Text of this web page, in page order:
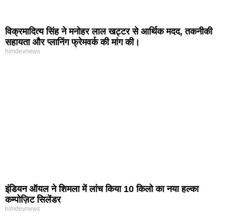
विक्रमादित्य सिंह ने मनोहर लाल खट्टर से आर्थिक मदद, तकनीकी
सहायता और प्लानिंग फ्रेमवर्क की मांग की।
himdevnews
इंडियन ऑयल ने शिमला में लांच किया 10 किलो का नया हल्का
कम्पोज़िट सिलेंडर
himdevnews